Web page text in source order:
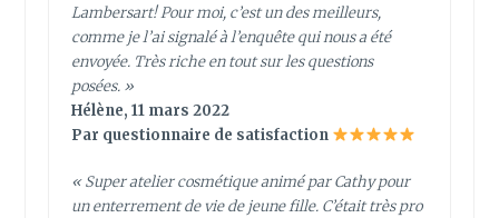
Lambersart! Pour moi, c’est un des meilleurs,
comme je l’ai signalé à l’enquête qui nous a été
envoyée. Très riche en tout sur les questions
posées. »
Hélène, 11 mars 2022
Par questionnaire de satisfaction
« Super atelier cosmétique animé par Cathy pour
un enterrement de vie de jeune fille. C’était très pro